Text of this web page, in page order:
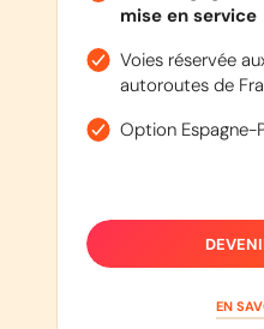
mise en service
Voies réservée
autoroutes de
Option Espagne-
EN